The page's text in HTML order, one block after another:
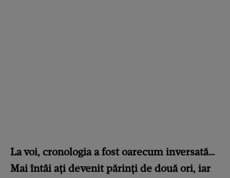
La voi, cronologia a fost oarecum inversată…
Mai întâi ați devenit părinți de două ori, iar